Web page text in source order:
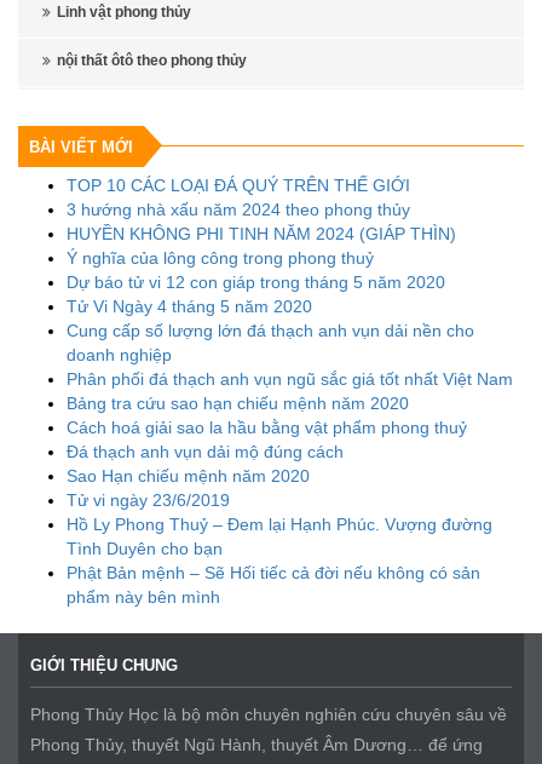
Linh vật phong thủy
nội thất ôtô theo phong thủy
BÀI VIẾT MỚI
TOP 10 CÁC LOẠI ĐÁ QUÝ TRÊN THẾ GIỚI
3 hướng nhà xấu năm 2024 theo phong thủy
HUYỀN KHÔNG PHI TINH NĂM 2024 (GIÁP THÌN)
Ý nghĩa của lông công trong phong thuỷ
Dự báo tử vi 12 con giáp trong tháng 5 năm 2020
Tử Vi Ngày 4 tháng 5 năm 2020
Cung cấp số lượng lớn đá thạch anh vụn dải nền cho
doanh nghiệp
Phân phối đá thạch anh vụn ngũ sắc giá tốt nhất Việt Nam
Bảng tra cứu sao hạn chiếu mệnh năm 2020
Cách hoá giải sao la hầu bằng vật phẩm phong thuỷ
Đá thạch anh vụn dải mộ đúng cách
Sao Hạn chiếu mệnh năm 2020
Tử vi ngày 23/6/2019
Hồ Ly Phong Thuỷ – Đem lại Hạnh Phúc. Vượng đường
Tình Duyên cho bạn
Phật Bản mệnh – Sẽ Hối tiếc cả đời nếu không có sản
phẩm này bên mình
GIỚI THIỆU CHUNG
Phong Thủy Học là bộ môn chuyên nghiên cứu chuyên sâu về
Phong Thủy, thuyết Ngũ Hành, thuyết Âm Dương… để ứng